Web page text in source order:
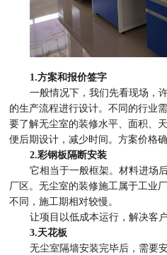
1.方案和报价签字
一般情况下，我们先看现场，
的生产流程进行设计。不同的行业
要了解无尘室的装修水平、面积、
便后期设计，减少时间。方案价格
2.彩钢板隔断安装
它相当于一般框架。材料进场
厂区。无尘室的装修施工属于工业
不同，施工期相对较慢。
让项目以低成本运行，解决客
3.天花板
无尘室隔墙安装完毕后，需要